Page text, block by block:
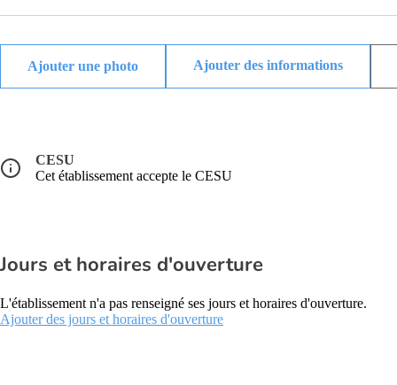
Ajouter des informations
CESU
Cet établissement accepte le CESU
Jours et horaires d'ouverture
L'établissement n'a pas renseigné ses jours et horaires d'ouverture.
Ajouter des jours et horaires d'ouverture